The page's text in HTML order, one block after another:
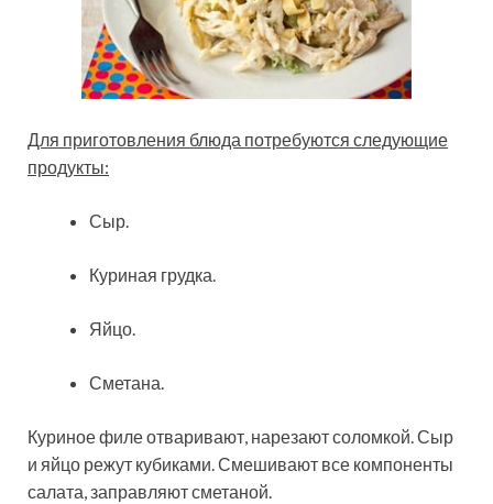
Для приготовления блюда потребуются следующие
продукты:
Сыр.
Куриная грудка.
Яйцо.
Сметана.
Куриное филе отваривают, нарезают соломкой. Сыр
и яйцо режут кубиками. Смешивают все компоненты
салата, заправляют сметаной.